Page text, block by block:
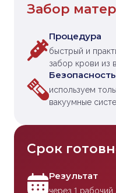
Забор
Процедура
быстрый и
забор крови из
Безопасность
используем
вакуумные
Срок
Результат
через 1 рабочий